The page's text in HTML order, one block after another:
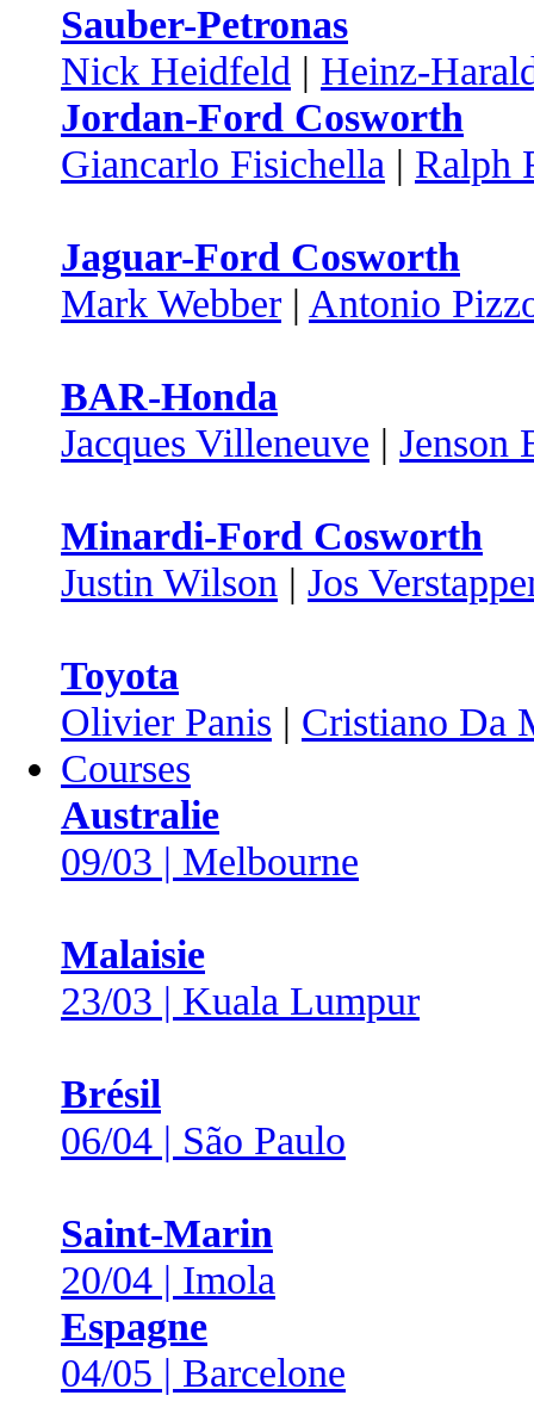
Sauber-Petronas
Nick Heidfeld | Heinz-
Jordan-Ford Cosworth
Giancarlo Fisichella | Ralph
Jaguar-Ford Cosworth
Mark Webber | Antonio
BAR-Honda
Jacques Villeneuve | Jenson
Minardi-Ford Cosworth
Justin Wilson | Jos
Toyota
Olivier Panis | Cristiano Da
Courses
Australie
09/03 | Melbourne
Malaisie
23/03 | Kuala Lumpur
Brésil
06/04 | São Paulo
Saint-Marin
20/04 | Imola
Espagne
04/05 | Barcelone